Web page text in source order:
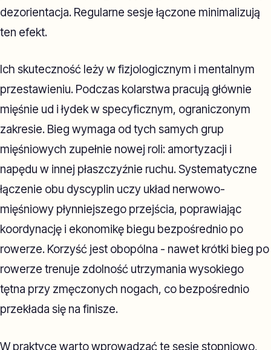
dezorientacja. Regularne sesje łączone minimalizują
ten efekt.
Ich skuteczność leży w fizjologicznym i mentalnym
przestawieniu. Podczas kolarstwa pracują głównie
mięśnie ud i łydek w specyficznym, ograniczonym
zakresie. Bieg wymaga od tych samych grup
mięśniowych zupełnie nowej roli: amortyzacji i
napędu w innej płaszczyźnie ruchu. Systematyczne
łączenie obu dyscyplin uczy układ nerwowo-
mięśniowy płynniejszego przejścia, poprawiając
koordynację i ekonomikę biegu bezpośrednio po
rowerze. Korzyść jest obopólna - nawet krótki bieg po
rowerze trenuje zdolność utrzymania wysokiego
tętna przy zmęczonych nogach, co bezpośrednio
przekłada się na finisze.
W praktyce warto wprowadzać te sesje stopniowo,